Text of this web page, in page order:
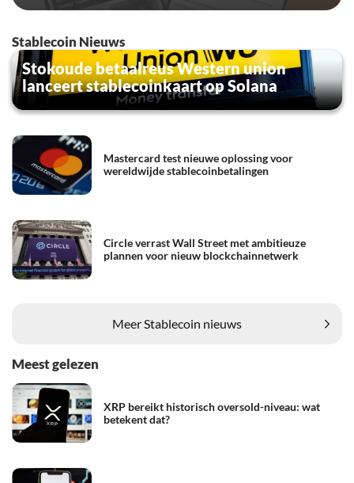
Stablecoin Nieuws
Stokoude betaalreus Western union
lanceert stablecoinkaart op Solana
Mastercard test nieuwe oplossing voor
wereldwijde stablecoinbetalingen
Circle verrast Wall Street met ambitieuze
plannen voor nieuw blockchainnetwerk
Meer Stablecoin nieuws
Meest gelezen
XRP bereikt historisch oversold-niveau: wat
betekent dat?